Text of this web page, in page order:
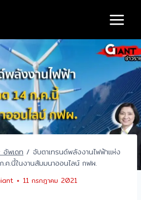
อัพเดท / จับตาเทรนด์พลังงานไฟฟ้าแห่ง
.ค.นี้ในงานสัมมนาออนไลน์ กฟผ.
11 กรกฎาคม 2021